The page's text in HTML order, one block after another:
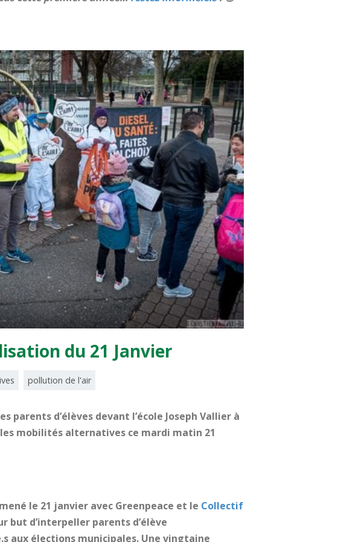
du 21 Janvier
pollution de l'air
d’élèves devant l’école Joseph Vallier à
mobilités alternatives ce mardi matin 21
le 21 janvier avec Greenpeace et le Collectif
but d’interpeller parents d’élève
aux élections municipales. Une vingtaine